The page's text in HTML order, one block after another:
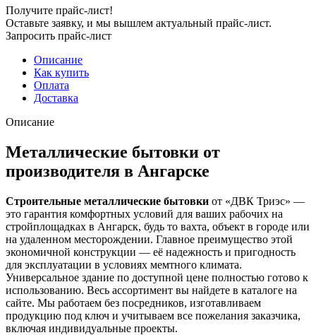
Получите прайс-лист!
Оставьте заявку, и мы вышлем актуальный прайс-лист.
Запросить прайс-лист
Описание
Как купить
Оплата
Доставка
Описание
Металлические бытовки от
производителя в Ангарске
Строительные металлические бытовки от «ДВК Триэс» —
это гарантия комфортных условий для ваших рабочих на
стройплощадках в Ангарск, будь то вахта, объект в городе или
на удаленном месторождении. Главное преимущество этой
экономичной конструкции — её надежность и пригодность
для эксплуатации в условиях мемтного климата.
Универсальное здание по доступной цене полностью готово к
использованию. Весь ассортимент вы найдете в каталоге на
сайте. Мы работаем без посредников, изготавливаем
продукцию под ключ и учитываем все пожелания заказчика,
включая индивидуальные проекты.